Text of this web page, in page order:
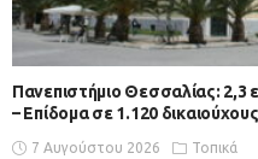
Πανεπιστήμιο Θεσσαλίας: 2,3
– Επίδομα σε 1.120 δικαιούχους
7 Αυγούστου 2026 Τοπικά